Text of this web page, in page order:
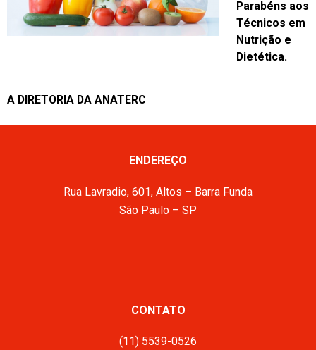
Parabéns aos
Técnicos em
Nutrição e
Dietética.
A DIRETORIA DA ANATERC
ENDEREÇO
Rua Lavradio, 601, Altos – Barra Funda
São Paulo – SP
CONTATO
(11) 5539-0526